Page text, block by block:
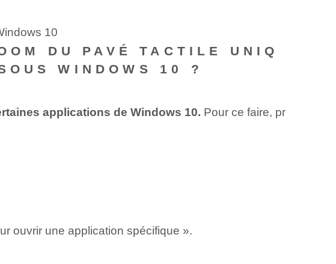
10
DU PAVÉ TACTILE UNIQ
WINDOWS 10 ?
applications de Windows 10. Pour ce faire, pr
ouvrir une application spécifique ».